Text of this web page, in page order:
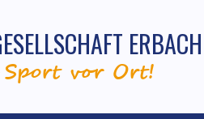
Sport vor Ort!